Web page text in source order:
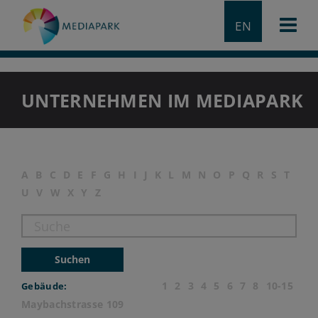
EN
UNTERNEHMEN IM MEDIAPARK
A B C D E F G H I J K L M N O P Q R S
T
U
V W X Y Z
Suchen
Gebäude: 1 2 3 4 5 6 7 8
10-15
Maybachstrasse 109